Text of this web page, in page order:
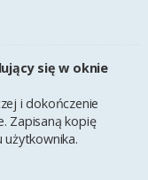
się w oknie
i dokończenie
Zapisaną kopię